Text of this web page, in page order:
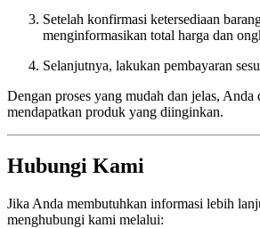
Setelah konfirmasi ketersediaan
menginformasikan total harga dan
Selanjutnya, lakukan pembayaran
Dengan proses yang mudah dan jelas, Anda
mendapatkan produk yang diinginkan.
Hubungi Kami
Jika Anda membutuhkan informasi lebih
menghubungi kami melalui: